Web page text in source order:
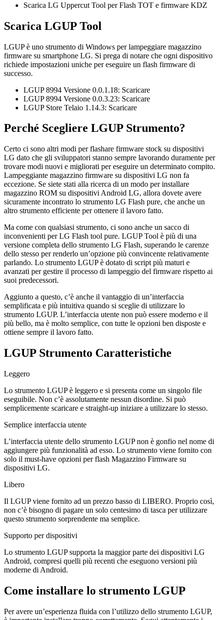
Scarica LG Uppercut Tool per Flash TOT e firmware KDZ
Scarica LGUP Tool
LGUP è uno strumento di Windows per lampeggiare magazzino
firmware su smartphone LG. Si prega di notare che ogni dispositivo
richiede impostazioni uniche per eseguire un flash firmware di
successo.
LGUP 8994 Versione 0.0.1.18: Scaricare
LGUP 8994 Versione 0.0.3.23: Scaricare
LGUP Store Telaio 1.14.3: Scaricare
Perché Scegliere LGUP Strumento?
Certo ci sono altri modi per flashare firmware stock su dispositivi
LG dato che gli sviluppatori stanno sempre lavorando duramente per
trovare modi nuovi e migliorati per eseguire un determinato compito.
Lampeggiante magazzino firmware su dispositivi LG non fa
eccezione. Se siete stati alla ricerca di un modo per installare
magazzino ROM su dispositivi Android LG, allora dovete avere
sicuramente incontrato lo strumento LG Flash pure, che anche un
altro strumento efficiente per ottenere il lavoro fatto.
Ma come con qualsiasi strumento, ci sono anche un sacco di
inconvenienti per LG Flash tool pure. LGUP Tool è più di una
versione completa dello strumento LG Flash, superando le carenze
dello stesso per renderlo un’opzione più convincente relativamente
parlando. Lo strumento LGUP è dotato di script più maturi e
avanzati per gestire il processo di lampeggio del firmware rispetto ai
suoi predecessori.
Aggiunto a questo, c’è anche il vantaggio di un’interfaccia
semplificata e più intuitiva quando si sceglie di utilizzare lo
strumento LGUP. L’interfaccia utente non può essere moderno e il
più bello, ma è molto semplice, con tutte le opzioni ben disposte e
ottiene sempre il lavoro fatto.
LGUP Strumento Caratteristiche
Leggero
Lo strumento LGUP è leggero e si presenta come un singolo file
eseguibile. Non c’è assolutamente nessun disordine. Si può
semplicemente scaricare e straight-up iniziare a utilizzare lo stesso.
Semplice interfaccia utente
L’interfaccia utente dello strumento LGUP non è gonfio nel nome di
aggiungere più funzionalità ad esso. Lo strumento viene fornito con
solo il must-have opzioni per flash Magazzino Firmware su
dispositivi LG.
Libero
Il LGUP viene fornito ad un prezzo basso di LIBERO. Proprio così,
non c’è bisogno di pagare un solo centesimo di tasca per utilizzare
questo strumento sorprendente ma semplice.
Supporto per dispositivi
Lo strumento LGUP supporta la maggior parte dei dispositivi LG
Android, compresi quelli più recenti che eseguono versioni più
moderne di Android.
Come installare lo strumento LGUP
Per avere un’esperienza fluida con l’utilizzo dello strumento LGUP,